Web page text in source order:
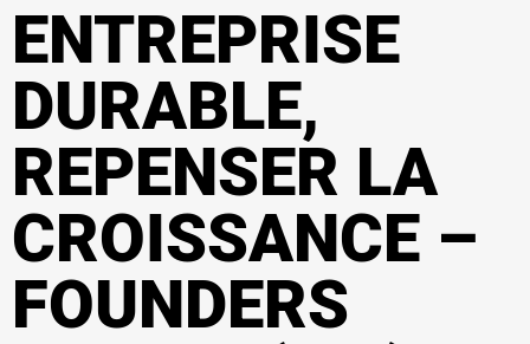
ENTREPRISE
DURABLE,
REPENSER LA
CROISSANCE –
FOUNDERS